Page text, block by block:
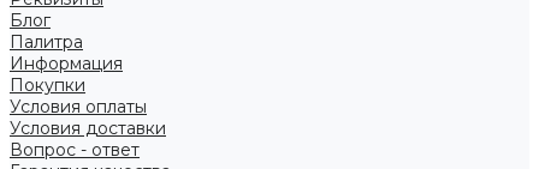
Блог
Палитра
Информация
Покупки
Условия оплаты
Условия доставки
Вопрос - ответ